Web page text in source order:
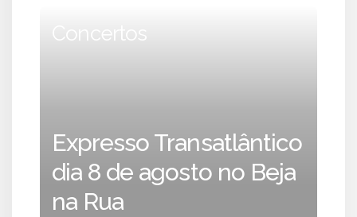
Concertos
Expresso Transatlântico
dia 8 de agosto no Beja
na Rua